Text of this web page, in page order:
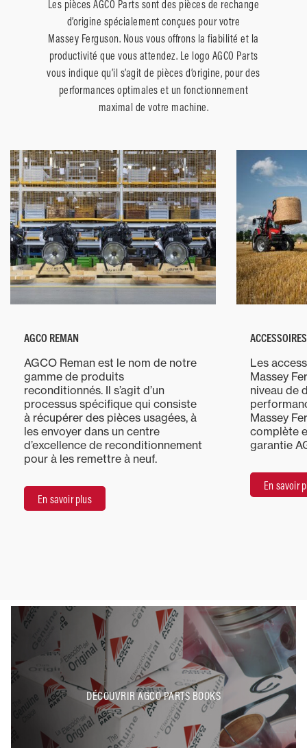
Les pièces AGCO Parts sont des pièces de rechange
d’origine spécialement conçues pour votre
Massey Ferguson. Nous vous offrons la fiabilité et la
productivité que vous attendez. Le logo AGCO Parts
vous indique qu’il s’agit de pièces d’origine, pour des
performances optimales et un fonctionnement
maximal de votre machine.
AGCO REMAN
AGCO Reman est le nom de notre
gamme de produits
reconditionnés. Il s’agit d’un
processus spécifique qui consiste
à récupérer des pièces usagées, à
les envoyer dans un centre
d’excellence de reconditionnement
pour à les remettre à neuf.
En savoir plus
Les
Massey
niveau de
Massey
complète
garantie
En savoir
DÉCOUVRIR AGCO PARTS BOOKS